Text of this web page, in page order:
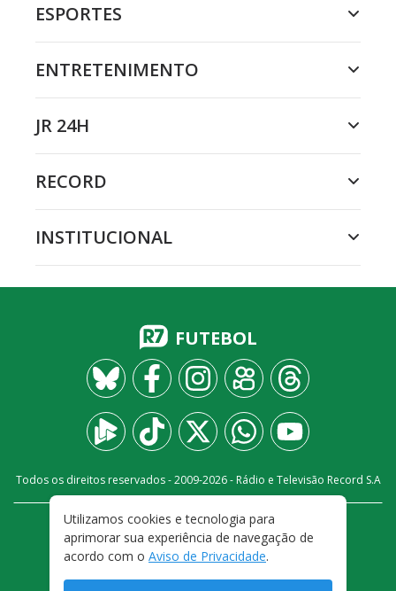
ESPORTES
ENTRETENIMENTO
JR 24H
RECORD
INSTITUCIONAL
FUTEBOL
Todos os direitos reservados - 2009-2026- Rádio e Televisão Record S.A
FALE CONOSCO
PRIVACIDADE
TERMOS E CONDIÇÕES DE USO
Utilizamos cookies e tecnologia para
aprimorar sua experiência de navegação de
acordo com o Aviso de Privacidade.